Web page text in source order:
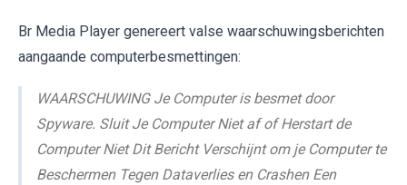
Br Media Player genereert valse waarschuwingsberichten
aangaande computerbesmettingen:
WAARSCHUWING Je Computer is besmet door
Spyware. Sluit Je Computer Niet af of Herstart de
Computer Niet Dit Bericht Verschijnt om je Computer te
Beschermen Tegen Dataverlies en Crashen Een